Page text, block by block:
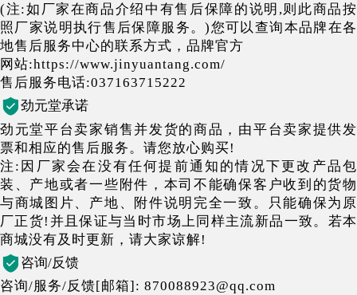
(注:如厂家在商品介绍中有售后保障的说明,则此商品按
照厂家说明执行售后保障服务。)您可以查询本品牌在各
地售后服务中心的联系方式，品牌官方
网站:https://www.jinyuantang.com/
售后服务电话:037163715222
劲元堂承诺
劲元堂平台卖家销售并发货的商品，由平台卖家提供发
票和相应的售后服务。请您放心购买!
注:因厂家会在没有任何提前通知的情况下更改产品包
装、产地或者一些附件，本司不能确保客户收到的货物
与商城图片、产地、附件说明完全一致。只能确保为原
厂正货!并且保证与当时市场上同样主流新品一致。若本
商城没有及时更新，请大家谅解!
咨询/反馈
咨询/服务/反馈[邮箱]: 870088923@qq.com